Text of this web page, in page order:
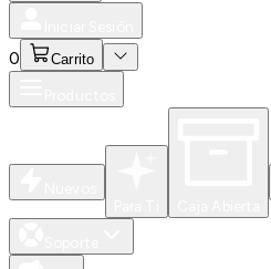
0 Carrito